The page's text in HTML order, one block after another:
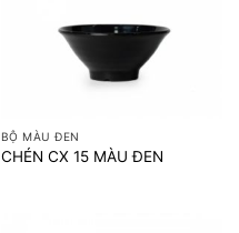
BỘ MÀU ĐEN
CHÉN CX 15 MÀU ĐEN